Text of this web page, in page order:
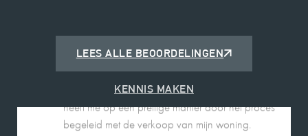
LEES ALLE BEOORDELINGEN
KENNIS MAKEN
ROBIN DE JONG
Charles is een fijne deskundige makelaar en
heeft me op een prettige manier door het proces
begeleid met de verkoop van mijn woning.